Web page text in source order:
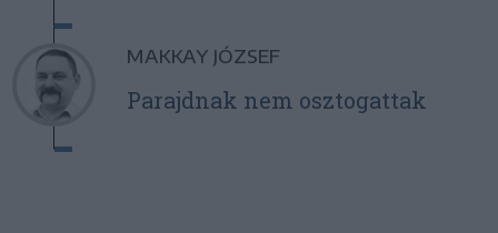
MAKKAY JÓZSEF
Parajdnak nem osztogattak